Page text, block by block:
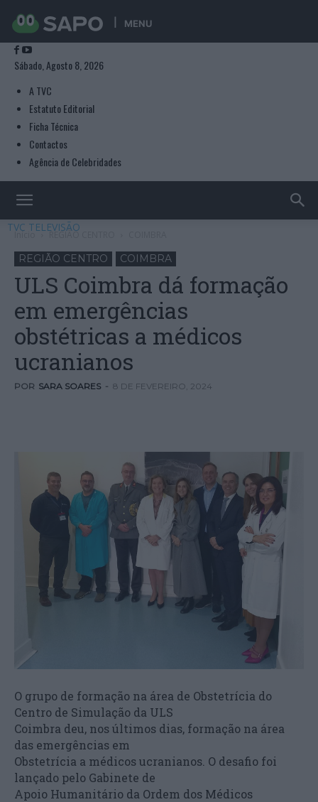
MENU
Sábado, Agosto 8, 2026
A TVC
Estatuto Editorial
Ficha Técnica
Contactos
Agência de Celebridades
TVC TELEVISÃO
Início REGIÃO CENTRO
REGIÃO CENTRO COIMBRA
ULS Coimbra dá formação
em emergências
obstétricas a médicos
ucranianos
POR SARA SOARES - 8 DE FEVEREIRO, 2024
O grupo de formação na área de Obstetrícia do
Centro de Simulação da ULS
Coimbra deu, nos últimos dias, formação na área
das emergências em
Obstetrícia a médicos ucranianos. O desafio foi
lançado pelo Gabinete de
Apoio Humanitário da Ordem dos Médicos